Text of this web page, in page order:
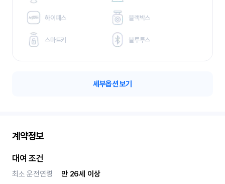
하이패스 블랙박스
스마트키 블루투스
세부옵션 보기
계약정보
대여 조건
최소 운전연령
만 26세 이상